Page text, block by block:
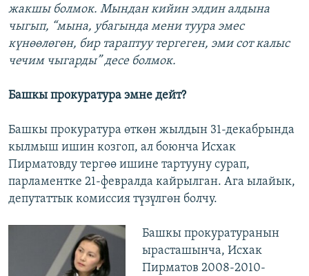
жакшы болмок. Мындан кийин элдин алдына
чыгып, “мына, убагында мени туура эмес
күнөөлөгөн, бир тараптуу тергеген, эми сот калыс
чечим чыгарды” десе болмок.
Башкы прокуратура эмне дейт?
Башкы прокуратура өткөн жылдын 31-декабрында
кылмыш ишин козгоп, ал боюнча Исхак
Пирматовду тергөө ишине тартууну сурап,
парламентке 21-февралда кайрылган. Ага ылайык,
депутаттык комиссия түзүлгөн болчу.
Башкы прокуратуранын
ырасташынча, Исхак
Пирматов 2008-2010-